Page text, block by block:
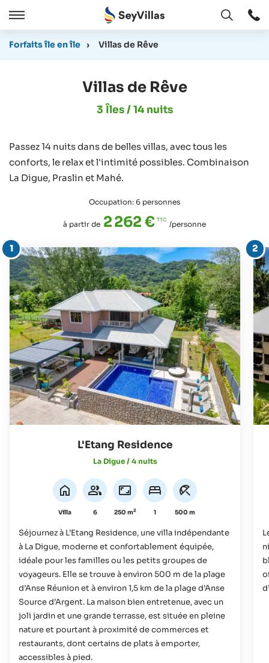
Cermer
Ouvert
Forfaits île en île › Villas de Rêve
Villas de Rêve
3 Îles / 14 nuits
Passez 14 nuits dans de belles villas, avec tous les
conforts, le relax et l'intimité possibles. Combinaison
La Digue, Praslin et Mahé.
Occupation: 6 personnes
à partir de 2 262 € /personne
L'Etang Residence
La Digue / 4 nuits
Villa 6 250 m2 1 500 m
Séjournez à L’Etang Residence, une villa indépendante
à La Digue, moderne et confortablement équipée,
idéale pour les familles ou les petits groupes de
voyageurs. Elle se trouve à environ 500 m de la plage
d’Anse Réunion et à environ 1,5 km de la plage d’Anse
Source d’Argent. La maison bien entretenue, avec un
joli jardin et une grande terrasse, est située en pleine
nature et pourtant à proximité de commerces et
restaurants, dont certains de plats à emporter,
accessibles à pied.